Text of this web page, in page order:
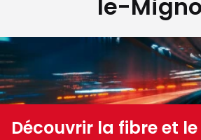
le-
Découvrir la fibre et